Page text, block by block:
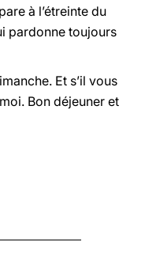
à l’étreinte du
pardonne toujours
Et s’il vous
Bon déjeuner et